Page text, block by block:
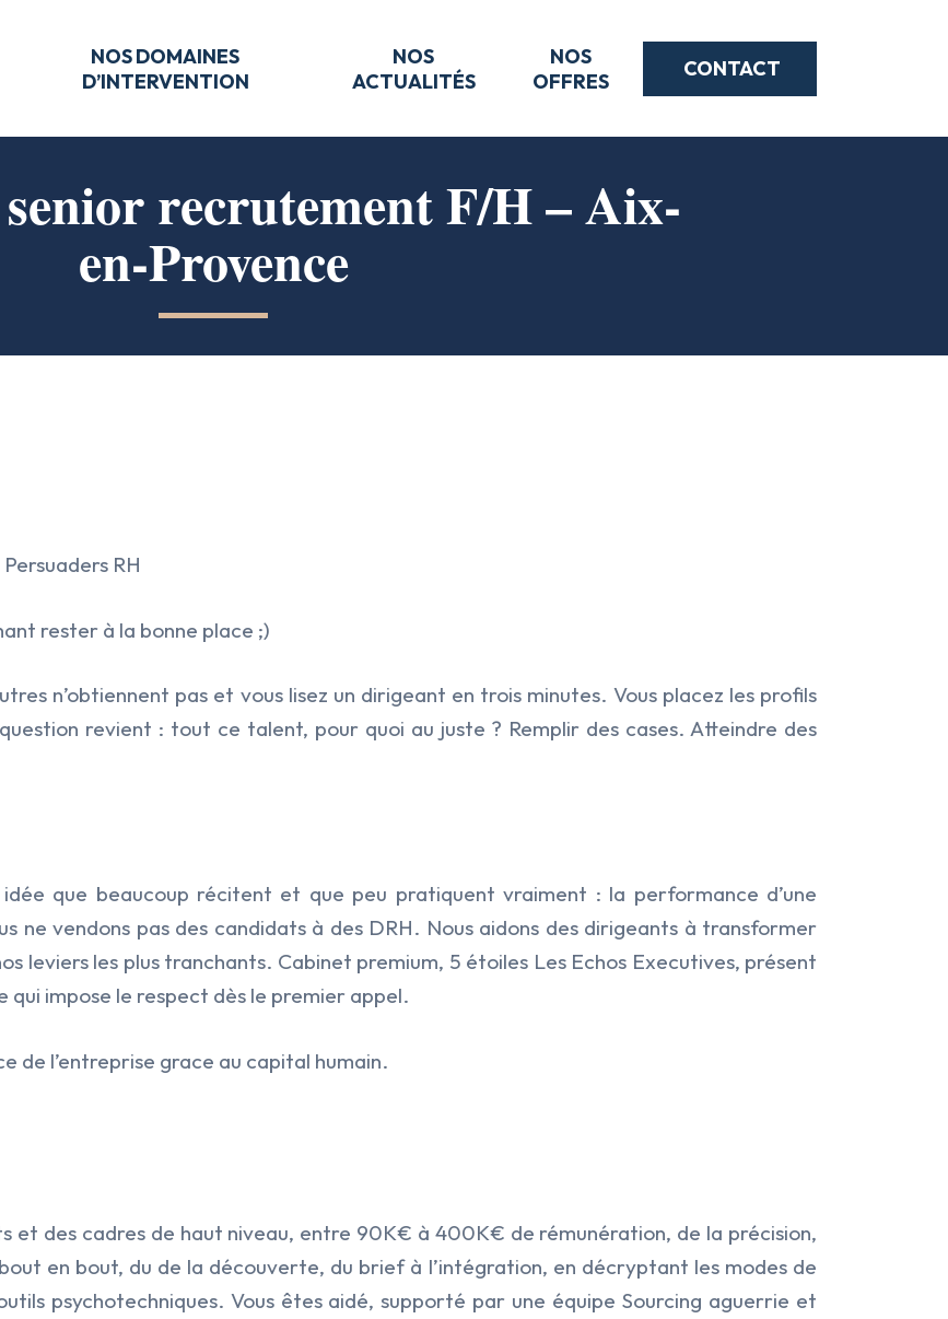
NOS DOMAINES
D’INTERVENTION
NOS
ACTUALITÉS
NOS
OFFRES
CONTACT
recrutement F/H – Aix-
en-Provence
RH
rester à la bonne place ;)
n’obtiennent pas et vous lisez un dirigeant en trois minutes. Vous placez les profils
revient : tout ce talent, pour quoi au juste ? Remplir des cases. Atteindre des
idée que beaucoup récitent et que peu pratiquent vraiment : la performance d’une
ne vendons pas des candidats à des DRH. Nous aidons des dirigeants à transformer
leviers les plus tranchants. Cabinet premium, 5 étoiles Les Echos Executives, présent
qui impose le respect dès le premier appel.
de l’entreprise grace au capital humain.
et des cadres de haut niveau, entre 90K€ à 400K€ de rémunération, de la précision,
en bout, du de la découverte, du brief à l’intégration, en décryptant les modes de
psychotechniques. Vous êtes aidé, supporté par une équipe Sourcing aguerrie et